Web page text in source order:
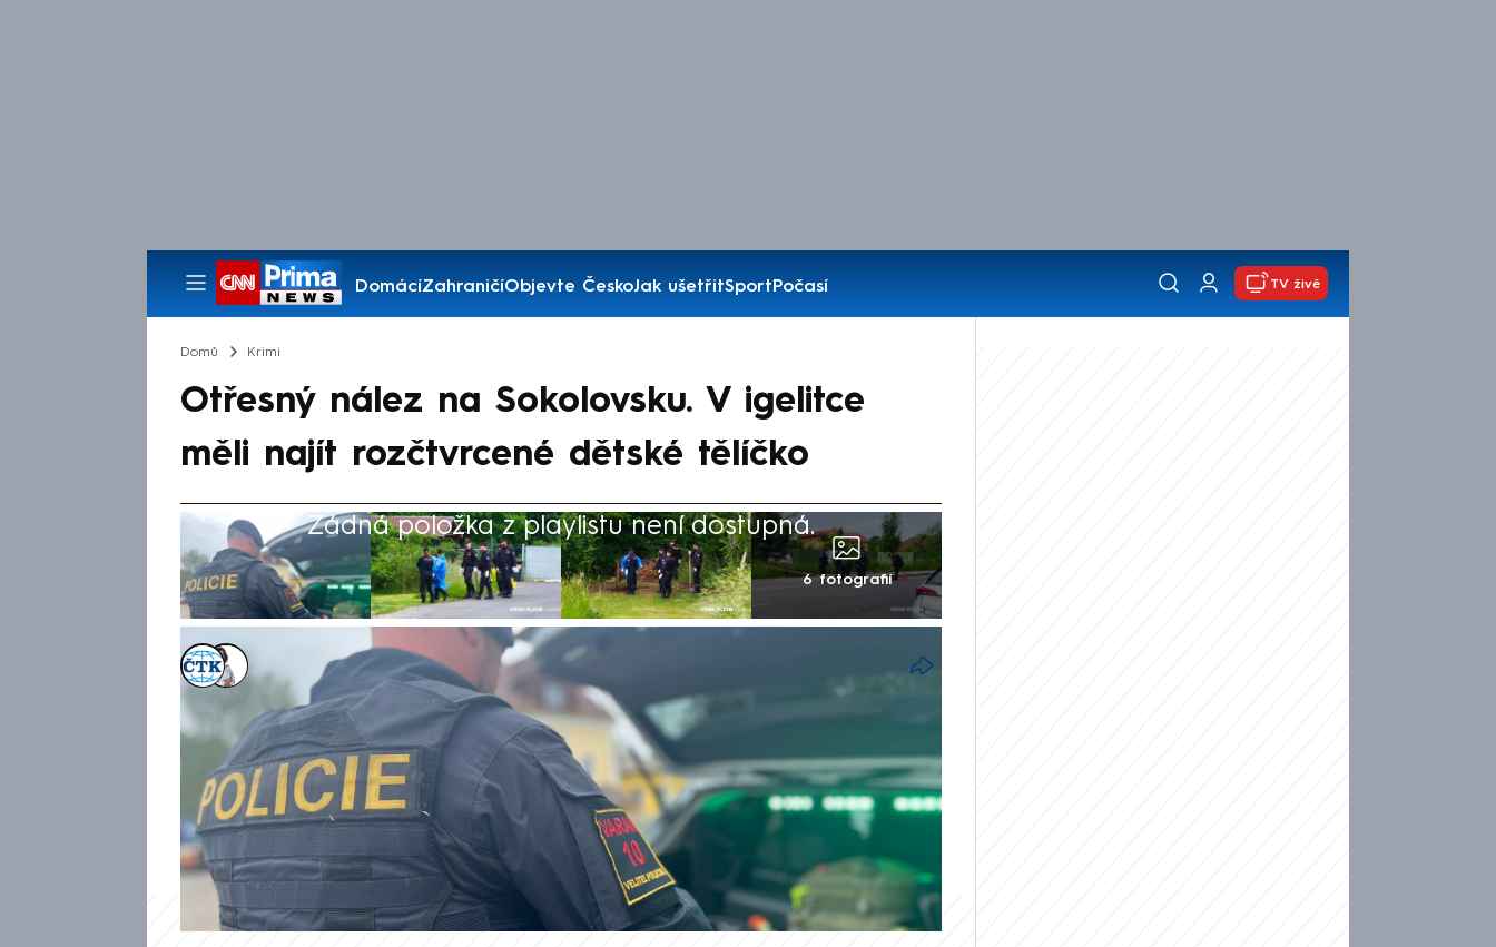
DomácíZahraničíObjevte ČeskoJak ušetřitSportPočasí
Pořady
TV živě
Domů Krimi
Otřesný nález na Sokolovsku. V igelitce
měli najít rozčtvrcené dětské tělíčko
Žádná položka z playlistu není dostupná.
6 fotografií
ČTK
Eva (Pavelková) Matysová
Akt. 4. čvn 2026, 11:24
• 4. čvn 2026, 10:10
V Kynšperku nad Ohří na Sokolovsku se našla část lidského těla,
informoval krajský policejní mluvčí Jakub Kopřiva. Žádné bližší
informace policisté zatím nesdělili. Na místě nyní kriminalisté provádějí
prvotní úkony. Podle webu Krimi Plzeň byla nalezena část
rozčtvrceného dětského tělíčka v igelitové tašce.